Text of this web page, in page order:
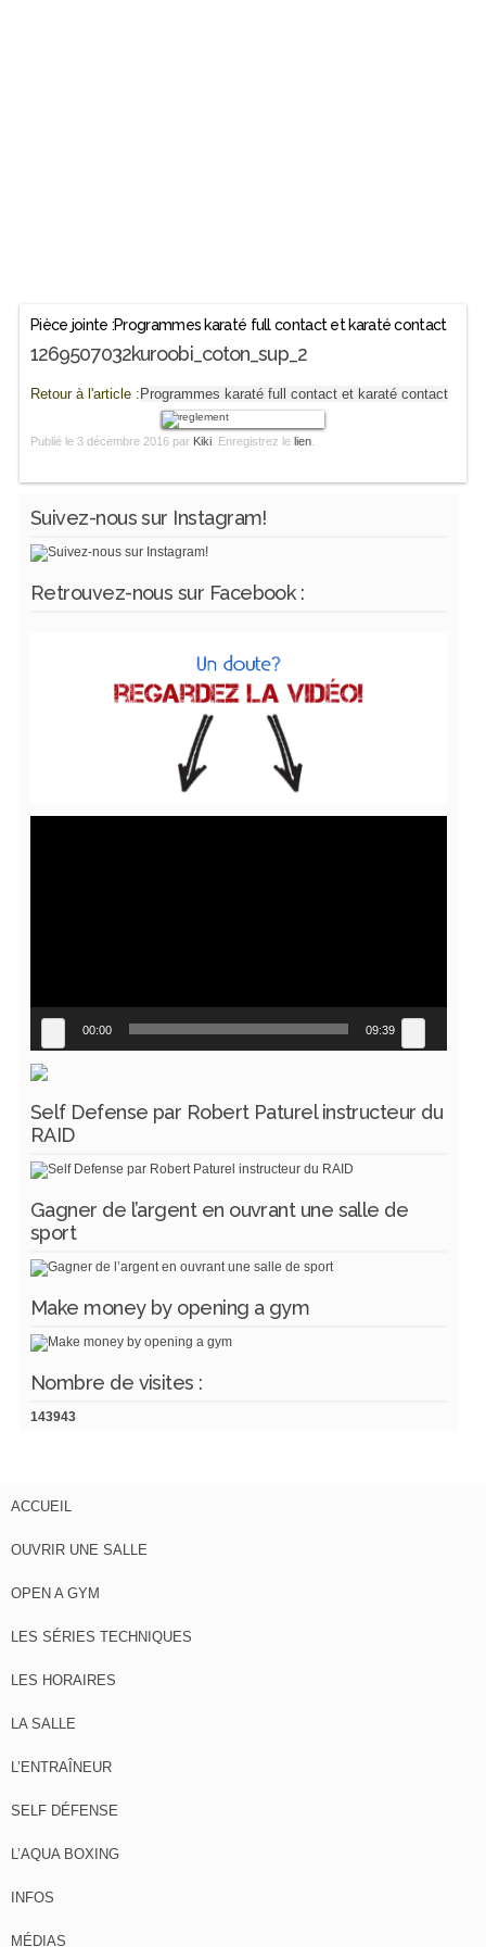
Pièce jointe :Programmes karaté full contact et karaté contact
1269507032kuroobi_coton_sup_2
Retour à l'article :Programmes karaté full contact et karaté contact
Publié le 3 décembre 2016 par Kiki. Enregistrez le lien.
Suivez-nous sur Instagram!
Retrouvez-nous sur Facebook :
00:00 09:39
Self Defense par Robert Paturel instructeur du
RAID
Gagner de l’argent en ouvrant une salle de
sport
Make money by opening a gym
Nombre de visites :
143943
ACCUEIL
OUVRIR UNE SALLE
OPEN A GYM
LES SÉRIES TECHNIQUES
LES HORAIRES
LA SALLE
L’ENTRAÎNEUR
SELF DÉFENSE
L’AQUA BOXING
INFOS
MÉDIAS